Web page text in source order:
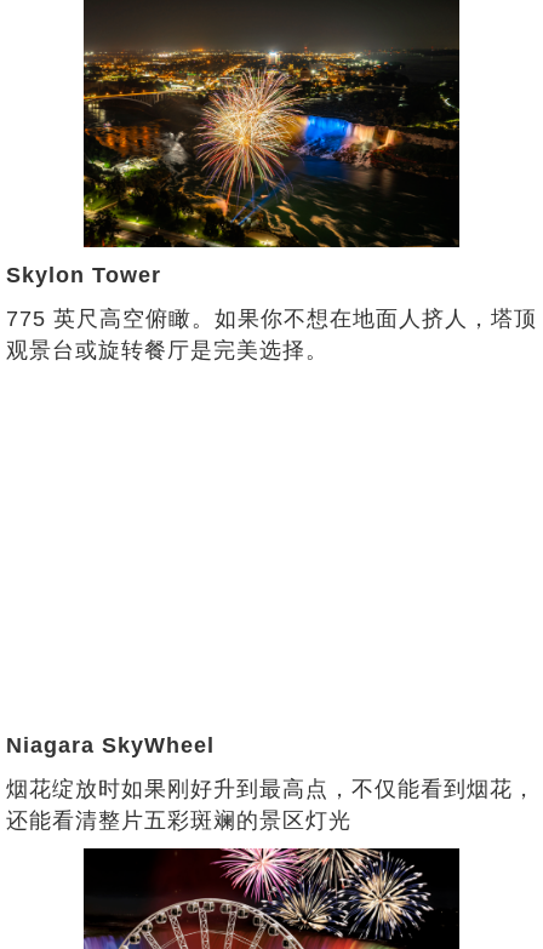
Skylon Tower
775 英尺高空俯瞰。如果你不想在地面人挤人，塔顶
观景台或旋转餐厅是完美选择。
Niagara SkyWheel
烟花绽放时如果刚好升到最高点，不仅能看到烟花，
还能看清整片五彩斑斓的景区灯光